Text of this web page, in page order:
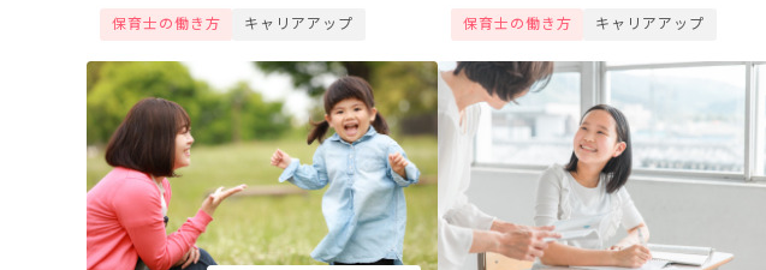
ます。今回...
保育士の働き方 キャリアアップ
方、転職エ...
保育士の働き方 キャリアアップ